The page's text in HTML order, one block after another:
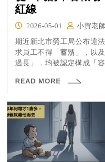
紅線
2026-05-01
小賀老師
期近新北市勞工局公布違
求員工不得「蓄鬍」，以
過長」，均被認定構成「
勞工人格權的保護已日益趨
READ MORE